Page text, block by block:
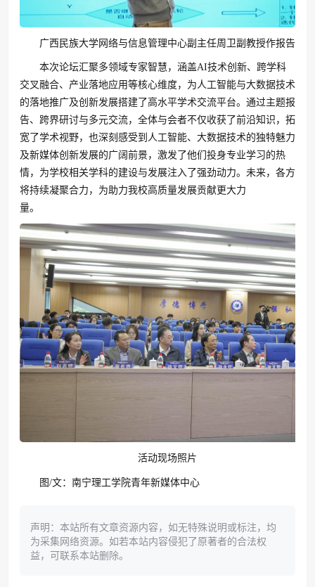
广西民族大学网络与信息管理中心副主任周卫副教授作报告
本次论坛汇聚多领域专家智慧，涵盖AI技术创新、跨学科
交叉融合、产业落地应用等核心维度，为人工智能与大数据技术
的落地推广及创新发展搭建了高水平学术交流平台。通过主题报
告、跨界研讨与多元交流，全体与会者不仅收获了前沿知识，拓
宽了学术视野，也深刻感受到人工智能、大数据技术的独特魅力
及新媒体创新发展的广阔前景，激发了他们投身专业学习的热
情，为学校相关学科的建设与发展注入了强劲动力。未来，各方
将持续凝聚合力，为助力我校高质量发展贡献更大力
量。
活动现场照片
图/文：南宁理工学院青年新媒体中心
声明：本站所有文章资源内容，如无特殊说明或标注，均
为采集网络资源。如若本站内容侵犯了原著者的合法权
益，可联系本站删除。